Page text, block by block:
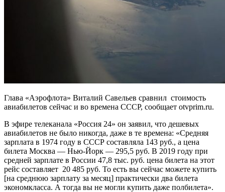
Глава «Аэрофлота» Виталий Савельев сравнил стоимость
авиабилетов сейчас и во времена СССР, сообщает otvprim.ru.
В эфире телеканала «Россия 24» он заявил, что дешевых
авиабилетов не было никогда, даже в те времена: «Средняя
зарплата в 1974 году в СССР составляла 143 руб., а цена
билета Москва — Нью-Йорк — 295,5 руб. В 2019 году при
средней зарплате в России 47,8 тыс. руб. цена билета на этот
рейс составляет 20 485 руб. То есть вы сейчас можете купить
[на среднюю зарплату за месяц] практически два билета
экономкласса. А тогда вы не могли купить даже полбилета».